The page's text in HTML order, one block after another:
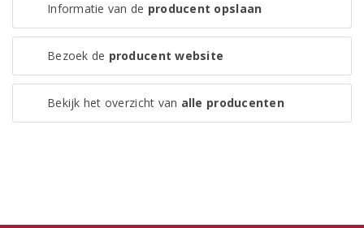
Informatie van de producent opslaan
Bezoek de producent website
Bekijk het overzicht van alle producenten